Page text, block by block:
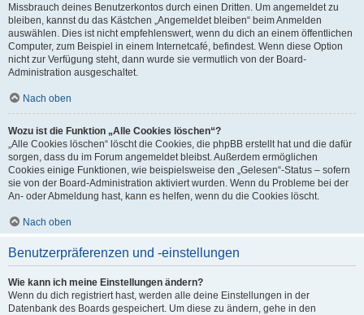
Missbrauch deines Benutzerkontos durch einen Dritten. Um angemeldet zu
bleiben, kannst du das Kästchen „Angemeldet bleiben“ beim Anmelden
auswählen. Dies ist nicht empfehlenswert, wenn du dich an einem öffentlichen
Computer, zum Beispiel in einem Internetcafé, befindest. Wenn diese Option
nicht zur Verfügung steht, dann wurde sie vermutlich von der Board-
Administration ausgeschaltet.
Nach oben
Wozu ist die Funktion „Alle Cookies löschen“?
„Alle Cookies löschen“ löscht die Cookies, die phpBB erstellt hat und die dafür
sorgen, dass du im Forum angemeldet bleibst. Außerdem ermöglichen
Cookies einige Funktionen, wie beispielsweise den „Gelesen“-Status – sofern
sie von der Board-Administration aktiviert wurden. Wenn du Probleme bei der
An- oder Abmeldung hast, kann es helfen, wenn du die Cookies löscht.
Nach oben
Benutzerpräferenzen und -einstellungen
Wie kann ich meine Einstellungen ändern?
Wenn du dich registriert hast, werden alle deine Einstellungen in der
Datenbank des Boards gespeichert. Um diese zu ändern, gehe in den